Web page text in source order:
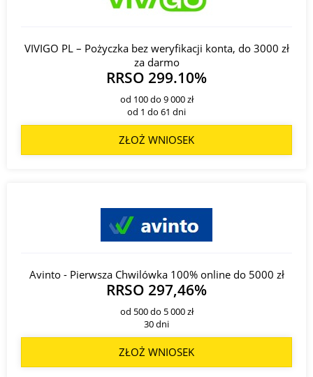
VIVIGO PL – Pożyczka bez weryfikacji konta, do 3000 zł
za darmo
RRSO 299.10%
od 100 do 9 000 zł
od 1 do 61 dni
ZŁOŻ WNIOSEK
Avinto - Pierwsza Chwilówka 100% online do 5000 zł
RRSO 297,46%
od 500 do 5 000 zł
30 dni
ZŁOŻ WNIOSEK